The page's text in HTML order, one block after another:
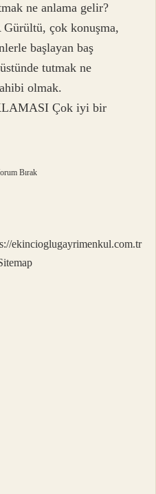
ne anlama gelir?
çok konuşma,
başlayan baş
üstünde tutmak ne
olmak.
Çok iyi bir
Bırak
ekincioglugayrimenkul.com.tr